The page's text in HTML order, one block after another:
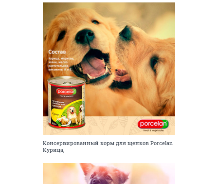
Консервированный корм для щенков Porcelan
Курица,